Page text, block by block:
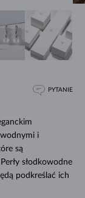
i
są
słodkowodne
podkreślać ich
PYTANIE